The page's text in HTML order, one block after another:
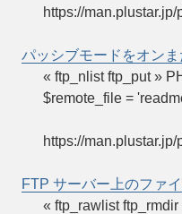
https://
パッシブモードをオン
« ftp_nlist ftp_put »
$remote_file =
https://
FTP サーバー上のファ
« ftp_rawlist